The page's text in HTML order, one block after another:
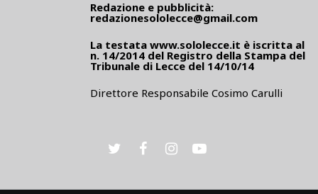
Redazione e pubblicità:
redazionesololecce@gmail.com
La testata www.sololecce.it è iscritta al
n. 14/2014 del Registro della Stampa del
Tribunale di Lecce del 14/10/14
Direttore Responsabile Cosimo Carulli